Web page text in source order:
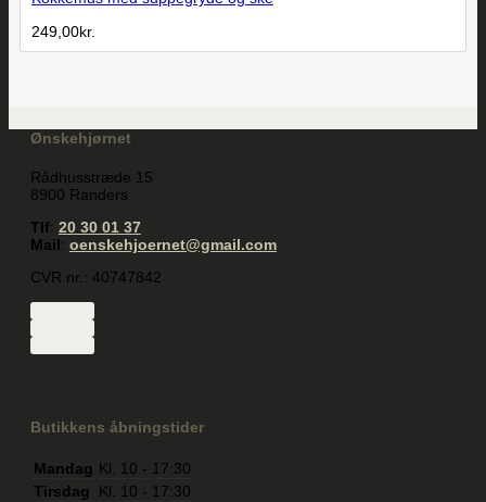
249,00kr.
Ønskehjørnet
Rådhusstræde 15
8900 Randers
Tlf: 20 30 01 37
Mail: oenskehjoernet@gmail.com
CVR nr.: 40747842
Butikkens åbningstider
Mandag Kl. 10 - 17:30
Tirsdag
Kl. 10 - 17:30